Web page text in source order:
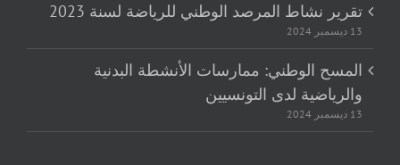
تقرير نشاط المرصد الوطني للرياضة لسنة 2023
13 ديسمبر 2024
المسح الوطني: ممارسات الأنشطة البدنية
والرياضية لدى التونسيين
13 ديسمبر 2024